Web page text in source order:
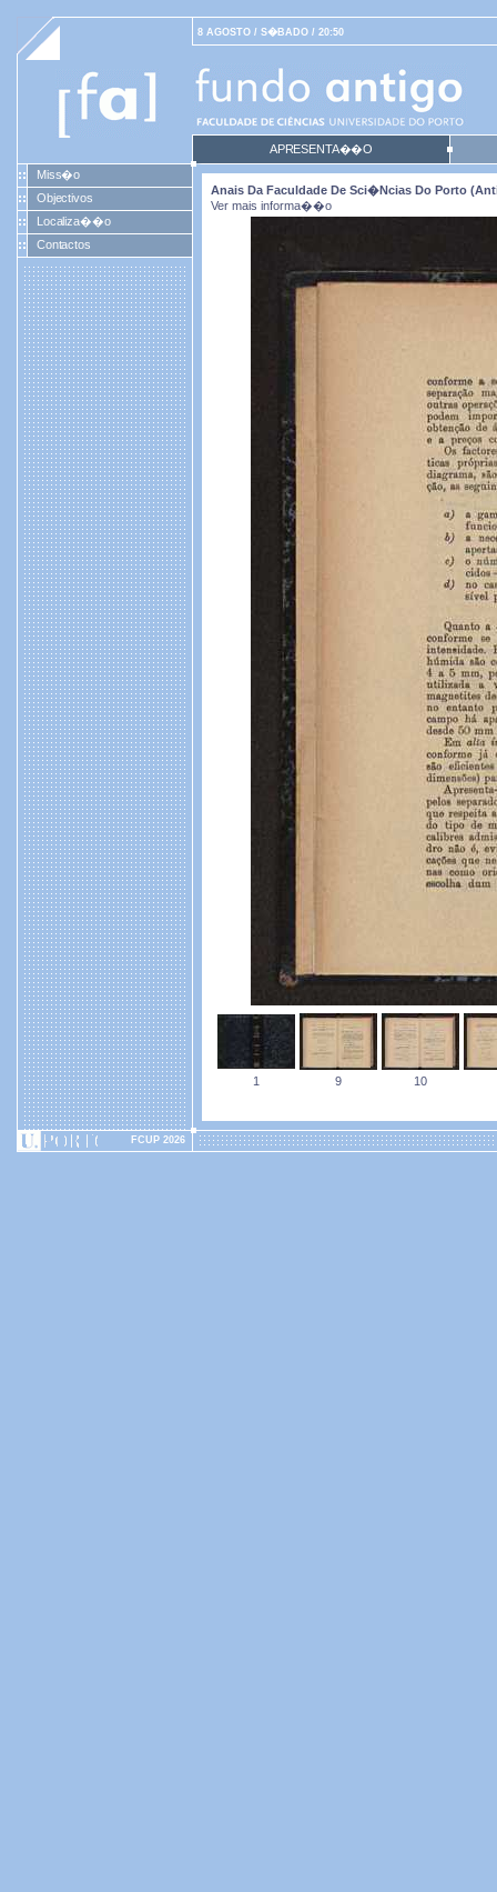
8 AGOSTO / S�BADO / 20:50
APRESENTA��O
Miss�o
Objectivos
Localiza��o
Contactos
Anais Da Faculdade De Sci�ncias Do Porto
Ver mais informa��o
1 9 10
FCUP 2026